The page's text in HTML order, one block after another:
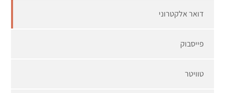
דואר אלקטרוני
פייסבוק
טוויטר